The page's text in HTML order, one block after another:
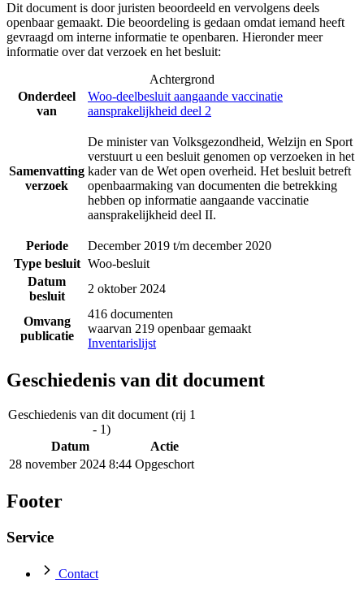
Dit document is door juristen beoordeeld en vervolgens deels
openbaar gemaakt. Die beoordeling is gedaan omdat iemand heeft
gevraagd om interne informatie te openbaren. Hieronder meer
informatie over dat verzoek en het besluit:
Achtergrond
Onderdeel
van
Woo-deelbesluit aangaande vaccinatie
aansprakelijkheid deel 2
Samenvatting
verzoek
De minister van Volksgezondheid, Welzijn en Sport
verstuurt u een besluit genomen op verzoeken in het
kader van de Wet open overheid. Het besluit betreft
openbaarmaking van documenten die betrekking
hebben op informatie aangaande vaccinatie
aansprakelijkheid deel II.
Periode
December 2019 t/m december 2020
Type besluit Woo-besluit
Datum
besluit
2 oktober 2024
Omvang
publicatie
416 documenten
waarvan 219 openbaar gemaakt
Inventarislijst
Geschiedenis van dit document
Geschiedenis van dit document (rij 1
- 1)
Datum
Actie
28 november 2024 8:44 Opgeschort
Footer
Service
Contact